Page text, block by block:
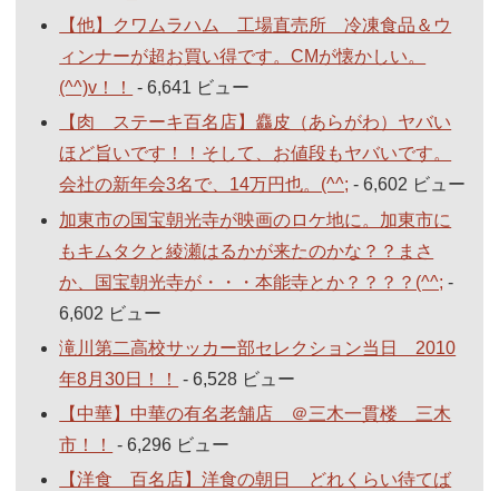
【他】クワムラハム 工場直売所 冷凍食品＆ウ
ィンナーが超お買い得です。CMが懐かしい。
(^^)v！！
- 6,641 ビュー
【肉 ステーキ百名店】麤皮（あらがわ）ヤバい
ほど旨いです！！そして、お値段もヤバいです。
会社の新年会3名で、14万円也。(^^; - 6,602 ビュー
加東市の国宝朝光寺が映画のロケ地に。加東市に
もキムタクと綾瀬はるかが来たのかな？？まさ
か、国宝朝光寺が・・・本能寺とか？？？？(^^; -
6,602 ビュー
滝川第二高校サッカー部セレクション当日 2010
年8月30日！！
- 6,528 ビュー
【中華】中華の有名老舗店 ＠三木一貫楼 三木
市！！
- 6,296 ビュー
【洋食 百名店】洋食の朝日 どれくらい待てば